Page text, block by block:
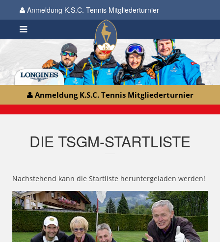
Anmeldung K.S.C. Tennis Mitgliederturnier
Anmeldung K.S.C. Tennis Mitgliederturnier
DIE TSGM-STARTLISTE
Nachstehend kann die Startliste heruntergeladen werden!